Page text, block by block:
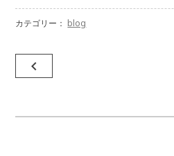
カテゴリー： blog
投
稿
navigate_before